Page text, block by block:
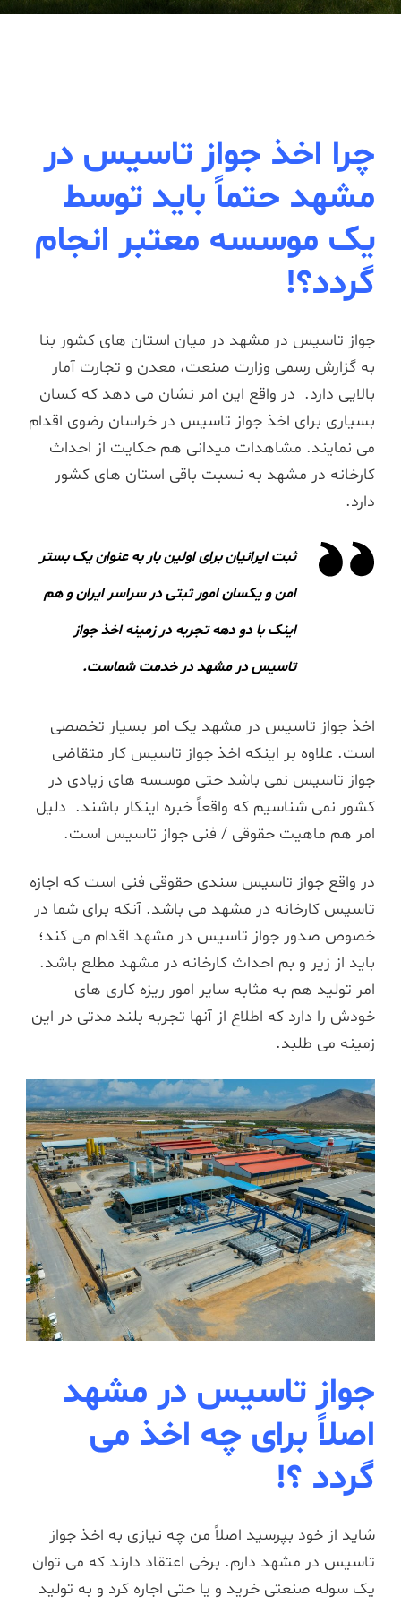
چرا اخذ جواز تاسیس در
مشهد حتماً باید توسط
یک موسسه معتبر انجام
گردد؟!
جواز تاسیس در مشهد در میان استان های کشور بنا
به گزارش رسمی وزارت صنعت، معدن و تجارت آمار
بالایی دارد. در واقع این امر نشان می دهد که کسان
بسیاری برای اخذ جواز تاسیس در خراسان رضوی اقدام
می نمایند. مشاهدات میدانی هم حکایت از احداث
کارخانه در مشهد به نسبت باقی استان های کشور
دارد.
ثبت ایرانیان برای اولین بار به عنوان یک بستر
امن و یکسان امور ثبتی در سراسر ایران و هم
اینک با دو دهه تجربه در زمینه اخذ جواز
تاسیس در مشهد در خدمت شماست.
اخذ جواز تاسیس در مشهد یک امر بسیار تخصصی
است. علاوه بر اینکه اخذ جواز تاسیس کار متقاضی
جواز تاسیس نمی باشد حتی موسسه های زیادی در
کشور نمی شناسیم که واقعاً خبره اینکار باشند. دلیل
امر هم ماهیت حقوقی / فنی جواز تاسیس است.
در واقع جواز تاسیس سندی حقوقی فنی است که اجازه
تاسیس کارخانه در مشهد می باشد. آنکه برای شما در
خصوص صدور جواز تاسیس در مشهد اقدام می کند؛
باید از زیر و بم احداث کارخانه در مشهد مطلع باشد.
امر تولید هم به مثابه سایر امور ریزه کاری های
خودش را دارد که اطلاع از آنها تجربه بلند مدتی در این
زمینه می طلبد.
جواز تاسیس در مشهد
اصلاً برای چه اخذ می
گردد ؟!
شاید از خود بپرسید اصلاً من چه نیازی به اخذ جواز
تاسیس در مشهد دارم. برخی اعتقاد دارند که می توان
یک سوله صنعتی خرید و یا حتی اجاره کرد و به تولید